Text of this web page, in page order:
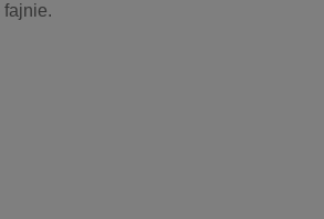
fajnie.